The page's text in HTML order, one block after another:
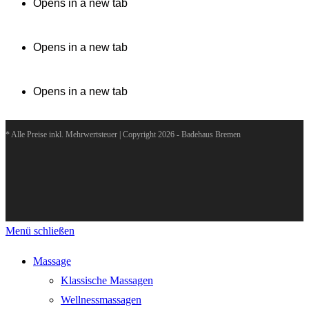
Opens in a new tab
Opens in a new tab
Opens in a new tab
* Alle Preise inkl. Mehrwertsteuer | Copyright 2026 - Badehaus Bremen
Menü schließen
Massage
Klassische Massagen
Wellnessmassagen